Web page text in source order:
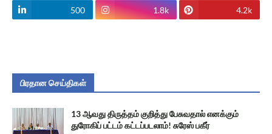
500 1.8k 4.2k
பிரதான செய்திகள்
13 ஆவது திருத்தம் குறித்து பேசுவதால் எனக்கும்
துரோகிப் பட்டம் கட்டப்படலாம்! சுரேஸ் பகீர்